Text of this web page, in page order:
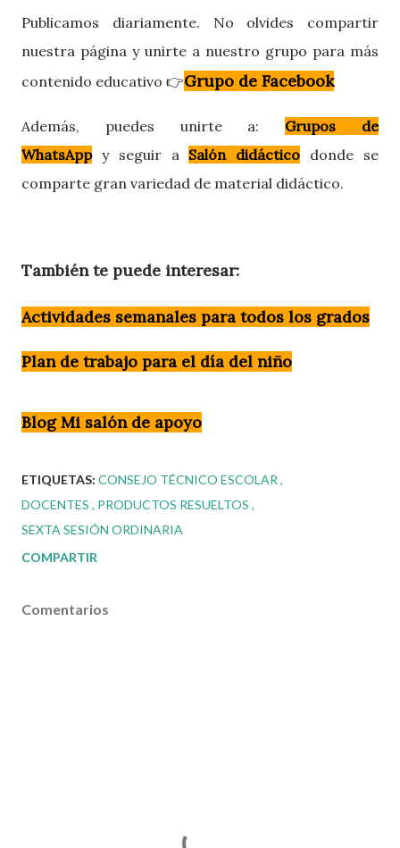
Publicamos diariamente. No olvides compartir
nuestra página y unirte a nuestro grupo para más
contenido educativo 👉Grupo de Facebook
Además, puedes unirte a: Grupos de
WhatsAppy seguir a Salón didáctico donde se
comparte gran variedad de material didáctico.
También te puede interesar:
Actividades semanales para todos los grados
Plan de trabajo para el día del niño
Blog Mi salón de apoyo
ETIQUETAS: CONSEJO TÉCNICO ESCOLAR
DOCENTES
PRODUCTOS RESUELTOS
SEXTA SESIÓN ORDINARIA
COMPARTIR
Comentarios